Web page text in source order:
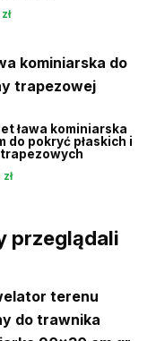
zł
ława kominiarska
do pokryć płaskich i
zł
przeglądali